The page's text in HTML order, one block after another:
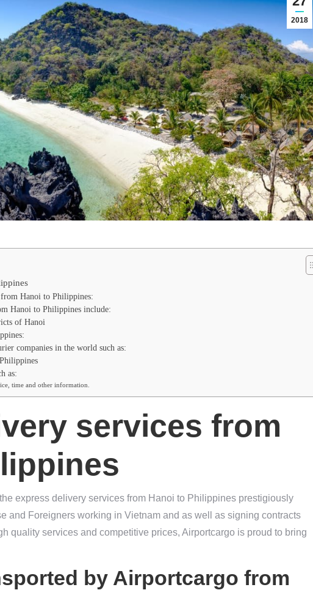
2018
Hanoi to Philippines:
Hanoi to Philippines include:
of Hanoi
companies in the world such as:
as:
time and other information.
services from
express delivery services from Hanoi to Philippines prestigiously
and Foreigners working in Vietnam and as well as signing contracts
quality services and competitive prices, Airportcargo is proud to bring
by Airportcargo from